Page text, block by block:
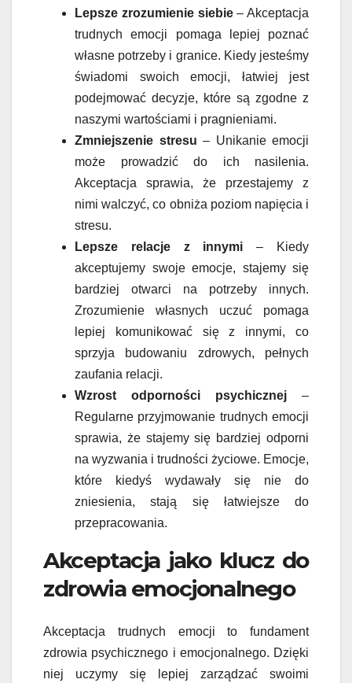
Lepsze zrozumienie siebie– Akceptacja
trudnych emocji pomaga lepiej poznać
własne potrzeby i granice. Kiedy jesteśmy
świadomi swoich emocji, łatwiej jest
podejmować decyzje, które są zgodne z
naszymi wartościami i pragnieniami.
Zmniejszenie stresu – Unikanie emocji
może prowadzić do ich nasilenia.
Akceptacja sprawia, że przestajemy z
nimi walczyć, co obniża poziom napięcia i
stresu.
Lepsze relacje z innymi – Kiedy
akceptujemy swoje emocje, stajemy się
bardziej otwarci na potrzeby innych.
Zrozumienie własnych uczuć pomaga
lepiej komunikować się z innymi, co
sprzyja budowaniu zdrowych, pełnych
zaufania relacji.
Wzrost odporności psychicznej –
Regularne przyjmowanie trudnych emocji
sprawia, że stajemy się bardziej odporni
na wyzwania i trudności życiowe. Emocje,
które kiedyś wydawały się nie do
zniesienia, stają się łatwiejsze do
przepracowania.
Akceptacja jako klucz do
zdrowia emocjonalnego
Akceptacja trudnych emocji to fundament
zdrowia psychicznego i emocjonalnego. Dzięki
niej uczymy się lepiej zarządzać swoimi